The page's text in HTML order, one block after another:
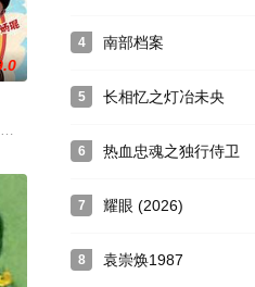
深山密林中的民团残余势力、
性情女子李宝莉（闫妮 饰）一生的命
4 南部档案
5 长相忆之灯冶未央
6 热血忠魂之独行侍卫
7 耀眼 (2026)
8 袁崇焕1987